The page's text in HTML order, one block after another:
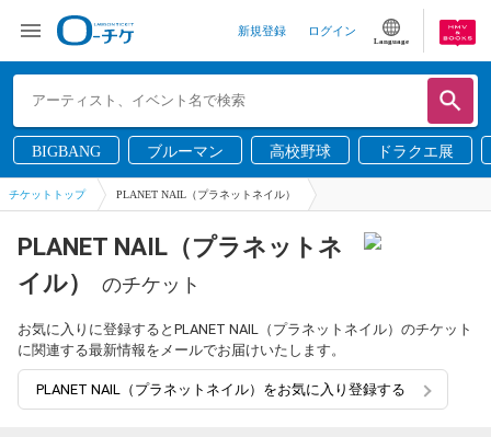
新規登録 ログイン
Language
BIGBANG ブルーマン 高校野球 ドラクエ展
チケットトップ PLANET NAIL（プラネットネイル）
PLANET NAIL（プラネットネ
イル）
のチケット
お気に入りに登録するとPLANET NAIL（プラネットネイル）のチケット
に関連する最新情報をメールでお届けいたします。
PLANET NAIL（プラネットネイル）をお気に入り登録する